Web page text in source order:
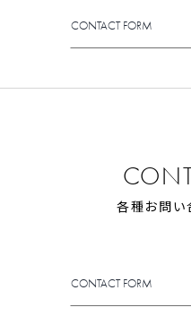
CONTACT FORM
各種お問い
CONTACT FORM